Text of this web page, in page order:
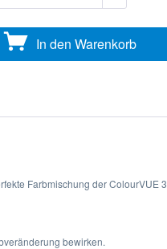
In den Warenkorb
Farbmischung der ColourVUE 3
bewirken.